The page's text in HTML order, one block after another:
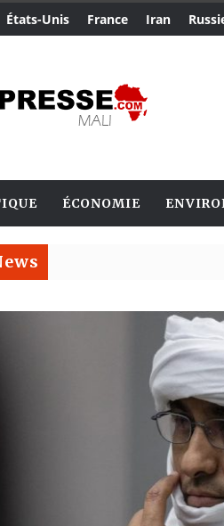
États-Unis France Iran
ÉCONOMIE